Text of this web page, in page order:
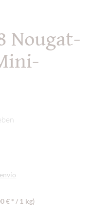
Nougat-
€ * / 1 kg)